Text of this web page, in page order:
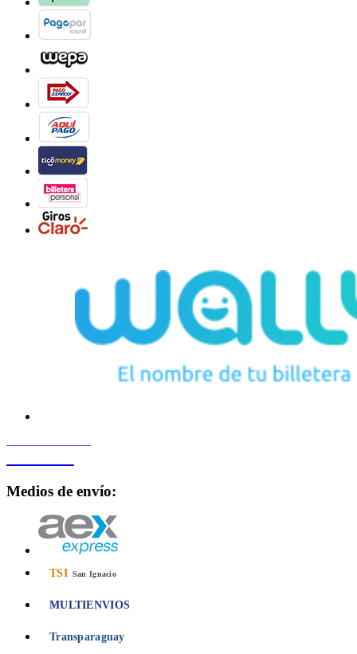
Medios de envío:
TSI San Ignacio
MULTIENVIOS
Transparaguay